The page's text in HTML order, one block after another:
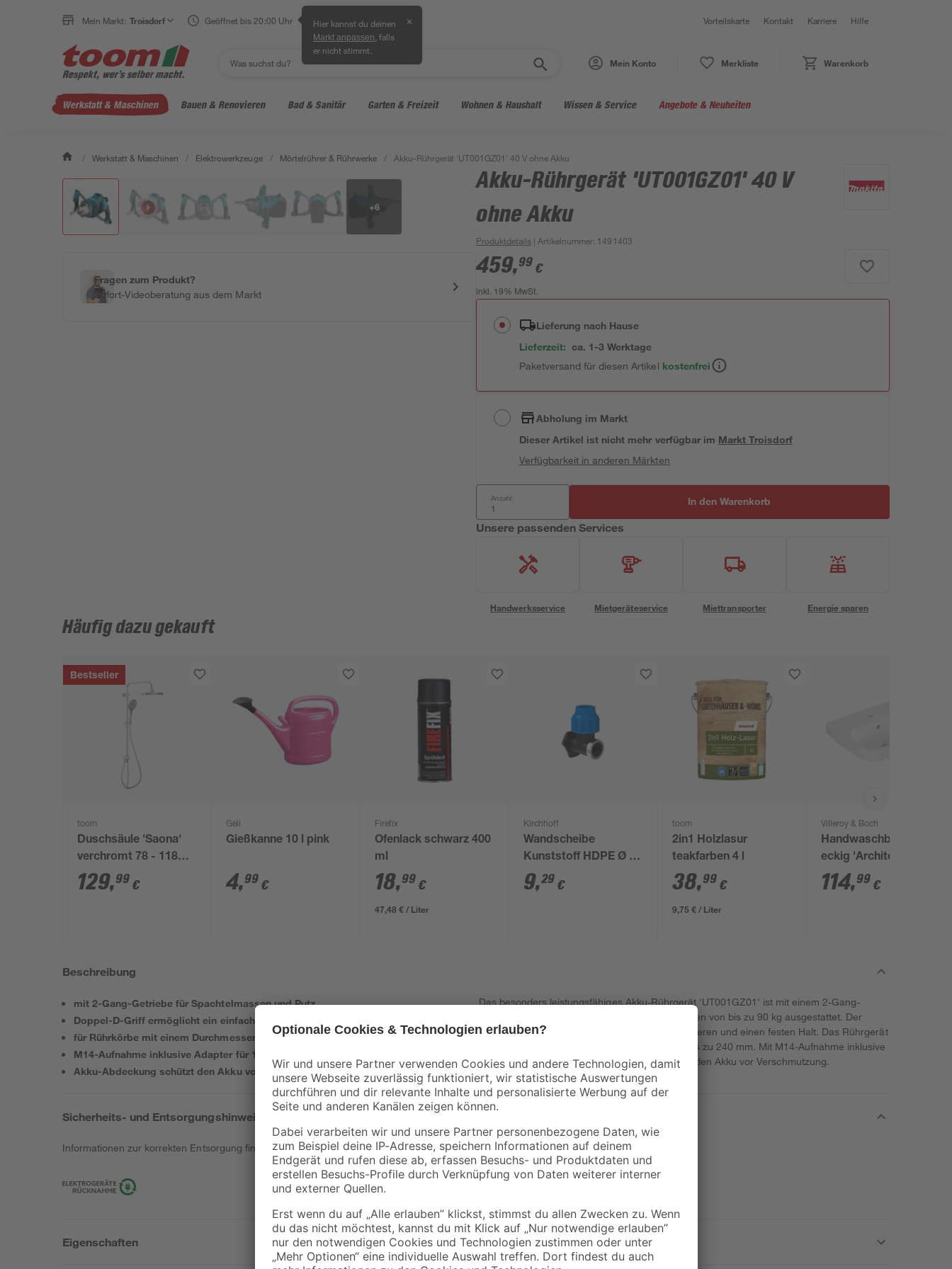
Mein Markt: Troisdorf Geöffnet bis 20:00 Uhr Hier kannst du deinen
Markt anpassen , falls
er nicht stimmt.
✕ Vorteilskarte Kontakt Karriere Hilfe
Mein Konto Merkliste Warenkorb
Werkstatt & Maschinen Bauen & Renovieren Bad & Sanitär Garten & Freizeit Wohnen & Haushalt Wissen & Service Angebote & Neuheiten
/ Werkstatt & Maschinen / Elektrowerkzeuge / Mörtelrührer & Rührwerke / Akku-Rührgerät 'UT001GZ01' 40 V ohne Akku
+6
Fragen zum Produkt?
Sofort-Videoberatung aus dem Markt
Akku-Rührgerät 'UT001GZ01' 40 V
ohne Akku
Produktdetails | Artikelnummer: 1491403
459,99 €
inkl. 19% MwSt.
Lieferung nach Hause
Lieferzeit: ca. 1-3 Werktage
Paketversand für diesen Artikel kostenfrei
Abholung im Markt
Dieser Artikel ist nicht mehr verfügbar im Markt Troisdorf
Verfügbarkeit in anderen Märkten
Anzahl: In den Warenkorb
Unsere passenden Services
Handwerksservice Mietgeräteservice Miettransporter Energie sparen
Häufig dazu gekauft
Bestseller
toom
Duschsäule 'Saona'
verchromt 78 - 118
cm
129,99 €
Geli
Gießkanne 10 l pink
4,99 €
Firefix
Ofenlack schwarz 400
ml
18,99 €
47,48 € / Liter
Kirchhoff
Wandscheibe
Kunststoff HDPE Ø 25
mm x 3/4" IG
9,29 €
toom
2in1 Holzlasur
teakfarben 4 l
38,99 €
9,75 € / Liter
Villeroy & Boch
Handwaschbecken
eckig 'Architectura'
weiß 45 x 47,5 x 40,2
cm
114,99 €
Beschreibung
mit 2-Gang-Getriebe für Spachtelmassen und Putz
Doppel-D-Griff ermöglicht ein einfaches manövrieren und einen festen Halt
für Rührkörbe mit einem Durchmesser von bis zu 240 mm
M14-Aufnahme inklusive Adapter für 1/2"
Akku-Abdeckung schützt den Akku vor Verschmutzung
Das besonders leistungsfähiges Akku-Rührgerät 'UT001GZ01' ist mit einem 2-Gang-
Getriebe für Spachtelmassen und Putz in Chargen von bis zu 90 kg ausgestattet. Der
Doppel-D-Griff ermöglicht ein einfaches manövrieren und einen festen Halt. Das Rührgerät
ist für Rührkörbe mit einem Durchmesser von bis zu 240 mm. Mit M14-Aufnahme inklusive
Adapter für 1/2". Eine Akku-Abdeckung schützt den Akku vor Verschmutzung.
Sicherheits- und Entsorgungshinweise
Informationen zur korrekten Entsorgung findest duhier.
Eigenschaften